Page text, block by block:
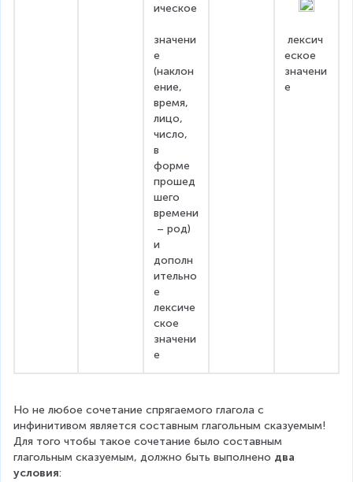
ическое
значени
е
(наклон
ение,
время,
лицо,
число,
в
форме
прошед
шего
времени
– род)
и
дополн
ительно
е
лексиче
ское
значени
е
лексич
еское
значени
е
Но не любое сочетание спрягаемого глагола с
инфинитивом является составным глагольным сказуемым!
Для того чтобы такое сочетание было составным
глагольным сказуемым, должно быть выполнено два
условия: